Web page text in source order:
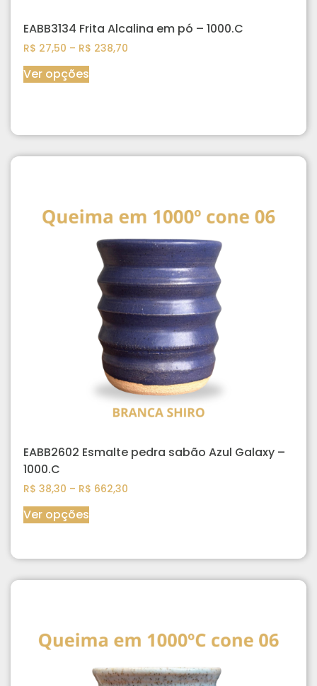
EABB3134 Frita Alcalina em pó – 1000.C
R$ 27,50 – R$ 238,70
Ver opções
EABB2602 Esmalte pedra sabão Azul Galaxy –
1000.C
R$ 38,30 – R$ 662,30
Ver opções